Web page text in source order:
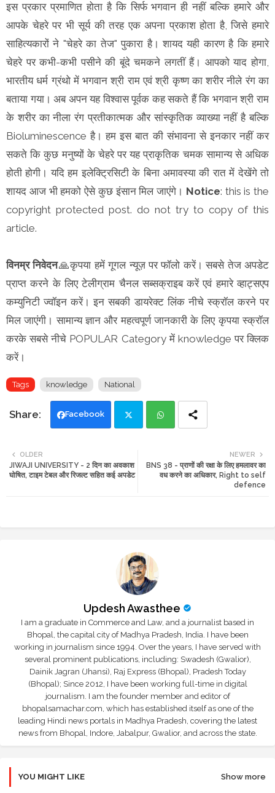
इस प्रकार प्रमाणित होता है कि सिर्फ भगवान ही नहीं बल्कि हमारे और
आपके चेहरे पर भी सूर्य की तरह एक अपना प्रकाश होता है, जिसे हमारे
साहित्यकारों ने "चेहरे का तेज" पुकारा है। शायद यही कारण है कि हमारे
चेहरे पर कभी-कभी पसीने की बूंदे चमकने लगतीं हैं। आपको याद होगा,
भारतीय धर्म ग्रंथो में भगवान श्री राम एवं श्री कृष्ण का शरीर नीले रंग का
बताया गया। अब अपन यह विश्वास पूर्वक कह सकते हैं कि भगवान श्री राम
के शरीर का नीला रंग प्रतीकात्मक और सांस्कृतिक व्याख्या नहीं है बल्कि
Bioluminescence है। हम इस बात की संभावना से इनकार नहीं कर
सकते कि कुछ मनुष्यों के चेहरे पर यह प्राकृतिक चमक सामान्य से अधिक
होती होगी। यदि हम इलेक्ट्रिसिटी के बिना अमावस्या की रात में देखेंगे तो
शायद आज भी हमको ऐसे कुछ इंसान मिल जाएंगे। Notice: this is the
copyright protected post. do not try to copy of this
article.
विनम्र निवेदन🙏कृपया हमें गूगल न्यूज़ पर फॉलो करें। सबसे तेज अपडेट
प्राप्त करने के लिए टेलीग्राम चैनल सब्सक्राइब करें एवं हमारे व्हाट्सएप
कम्युनिटी ज्वॉइन करें। इन सबकी डायरेक्ट लिंक नीचे स्क्रॉल करने पर
मिल जाएंगी। सामान्य ज्ञान और महत्वपूर्ण जानकारी के लिए कृपया स्क्रॉल
करके सबसे नीचे POPULAR Category में knowledge पर क्लिक
करें।
Tags knowledge National
Facebook
tte ats
NEWER
BNS 38 - प्राणों की रक्षा के लिए हमलावर का
वध करने का अधिकार, Right to self
defence
OLDER
JIWAJI UNIVERSITY - 2 दिन का अवकाश
घोषित, टाइम टेबल और रिजल्ट सहित कई अपडेट
Updesh Awasthee
I am a graduate in Commerce and Law, and a journalist based in
Bhopal, the capital city of Madhya Pradesh, India. I have been
working in journalism since 1994. Over the years, I have served with
several prominent publications, including: Swadesh (Gwalior),
Dainik Jagran (Jhansi), Raj Express (Bhopal), Pradesh Today
(Bhopal); Since 2012, I have been working full-time in digital
journalism. I am the founder member and editor of
bhopalsamachar.com, which has established itself as one of the
leading Hindi news portals in Madhya Pradesh, covering the latest
news from Bhopal, Indore, Jabalpur, Gwalior, and across the state.
YOU MIGHT LIKE Show more